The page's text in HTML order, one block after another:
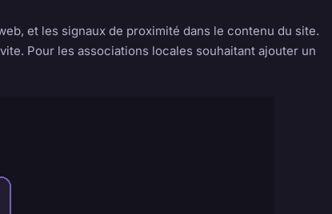
et les signaux de proximité dans le contenu du site.
Pour les associations locales souhaitant ajouter un